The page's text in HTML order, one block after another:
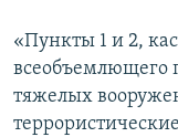
«Пункты 1 и 2,
всеобъемлющего
тяжелых